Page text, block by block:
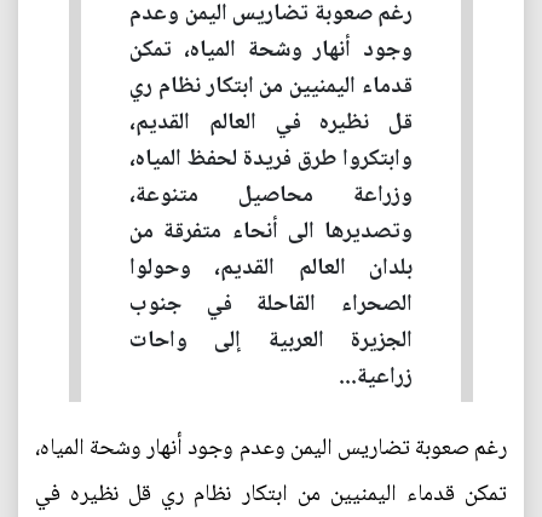
رغم صعوبة تضاريس اليمن وعدم
وجود أنهار وشحة المياه، تمكن
قدماء اليمنيين من ابتكار نظام ري
قل نظيره في العالم القديم،
وابتكروا طرق فريدة لحفظ المياه،
وزراعة محاصيل متنوعة،
وتصديرها الى أنحاء متفرقة من
بلدان العالم القديم، وحولوا
الصحراء القاحلة في جنوب
الجزيرة العربية إلى واحات
زراعية...
رغم صعوبة تضاريس اليمن وعدم وجود أنهار وشحة المياه،
تمكن قدماء اليمنيين من ابتكار نظام ري قل نظيره في